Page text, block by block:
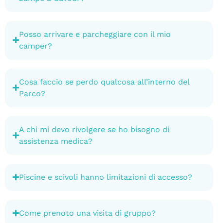
Posso arrivare e parcheggiare con il mio
camper?
Cosa faccio se perdo qualcosa all’interno del
Parco?
A chi mi devo rivolgere se ho bisogno di
assistenza medica?
Piscine e scivoli hanno limitazioni di accesso?
Come prenoto una visita di gruppo?